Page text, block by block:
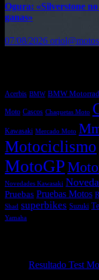
Ogura: «Silverstone
ganas»
07/08/2026
Acerbis BMW BMW Motorrad
Moto Cascos Chaquetas Moto
Kawasaki Mercado Moto
Motociclismo
MotoGP
Novedades Kawasaki
Pruebas Pruebas Motos
Shad superbikes Suzuki
Yamaha
Resultado Test